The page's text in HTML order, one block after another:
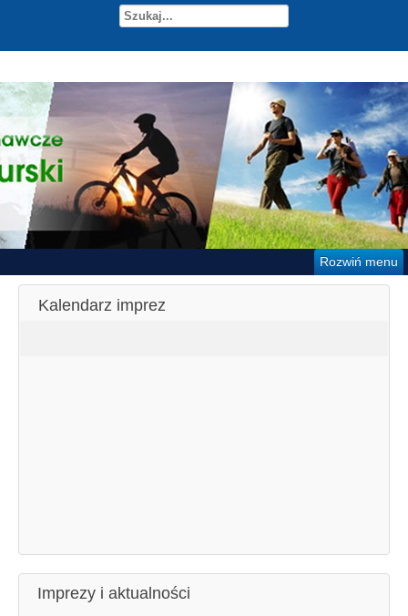
Rozwiń menu
Kalendarz imprez
Imprezy i aktualności